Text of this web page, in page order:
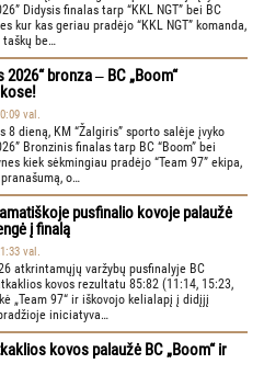
Didysis finalas tarp “KKL NGT” bei BC
kur kas geriau pradėjo “KKL NGT” komanda,
taškų be…
bronza ‒ BC „Boom“
val.
8 dieną, KM “Žalgiris” sporto salėje įvyko
Bronzinis finalas tarp BC “Boom” bei
kiek sėkmingiau pradėjo “Team 97” ekipa,
o…
pusfinalio kovoje palaužė
į finalą
val.
atkrintamųjų varžybų pusfinalyje BC
kovos rezultatu 85:82 (11:14, 15:23,
„Team 97“ ir iškovojo kelialapį į didįjį
iniciatyva…
kovos palaužė BC „Boom“ ir